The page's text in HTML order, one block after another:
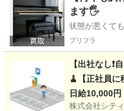
ます🖐️
状態が悪くて
プリフラ
【出社なし
🧹【正社員に
日給10,000円
株式会社シテ